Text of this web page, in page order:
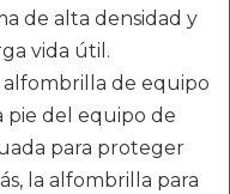
de alta densidad y
vida útil.
de equipo
pie del equipo de
para proteger
la alfombrilla para